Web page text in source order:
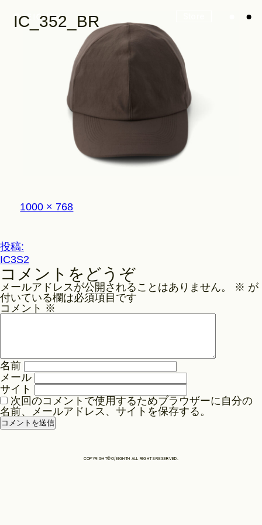
Construction
Philosophy
Store
IC_352_BR
フ
ル
ズ
1000 × 768
投
稿
ナ
ビ
ゲ
ョ
ン
投稿:
IC3S2
コメントをどうぞ
メールアドレスが公開されることはありません。 ※ が
付いている欄は必須項目です
コメント ※
名前
メール
サイト
次回のコメントで使用するためブラウザーに自分の
名前、メールアドレス、サイトを保存する。
COPYRIGHT©O/EIGHTH ALL RIGHTS RESERVED.